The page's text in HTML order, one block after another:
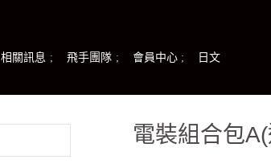
相關訊息 飛手團隊 會員中心
日文
電裝組合包